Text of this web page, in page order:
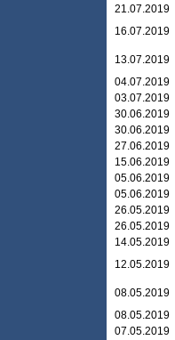
21.07.2019
16.07.2019
13.07.2019
04.07.2019
03.07.2019
30.06.2019
30.06.2019
27.06.2019
15.06.2019
05.06.2019
05.06.2019
26.05.2019
26.05.2019
14.05.2019
12.05.2019
08.05.2019
08.05.2019
07.05.2019